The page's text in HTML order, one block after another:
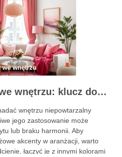
wnętrzu
Jak używać różu we wnętrzu: klucz do stylowych akcentów i harmonii kolorystycznej
wnętrzu niepowtarzalny
jego zastosowanie może
lub braku harmonii. Aby
akcenty w aranżacji, warto
łączyć je z innymi kolorami